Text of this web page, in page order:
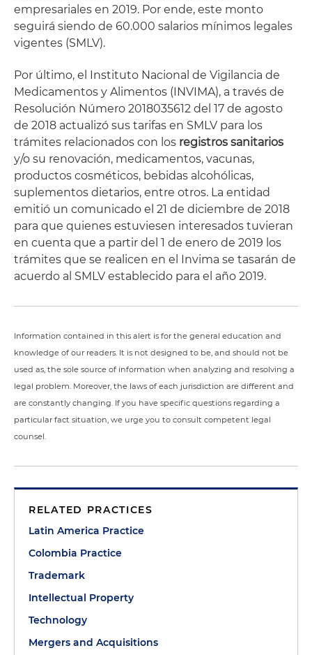
empresariales en 2019. Por ende, este monto
seguirá siendo de 60.000 salarios mínimos legales
vigentes (SMLV).
Por último, el Instituto Nacional de Vigilancia de
Medicamentos y Alimentos (INVIMA), a través de
Resolución Número 2018035612 del 17 de agosto
de 2018 actualizó sus tarifas en SMLV para los
trámites relacionados con los registros sanitarios
y/o su renovación, medicamentos, vacunas,
productos cosméticos, bebidas alcohólicas,
suplementos dietarios, entre otros. La entidad
emitió un comunicado el 21 de diciembre de 2018
para que quienes estuviesen interesados tuvieran
en cuenta que a partir del 1 de enero de 2019 los
trámites que se realicen en el Invima se tasarán de
acuerdo al SMLV establecido para el año 2019.
Information contained in this alert is for the general education and
knowledge of our readers. It is not designed to be, and should not be
used as, the sole source of information when analyzing and resolving a
legal problem. Moreover, the laws of each jurisdiction are different and
are constantly changing. If you have specific questions regarding a
particular fact situation, we urge you to consult competent legal
counsel.
RELATED PRACTICES
Latin America Practice
Colombia Practice
Trademark
Intellectual Property
Technology
Mergers and Acquisitions